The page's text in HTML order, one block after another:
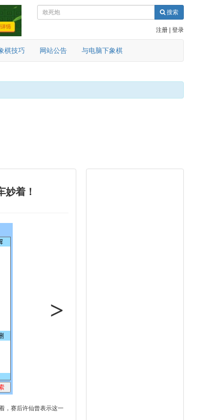
搜索
注册 登录
棋技巧 网站公告 与电脑下象棋
着！
，赛后许仙曾表示这一
>